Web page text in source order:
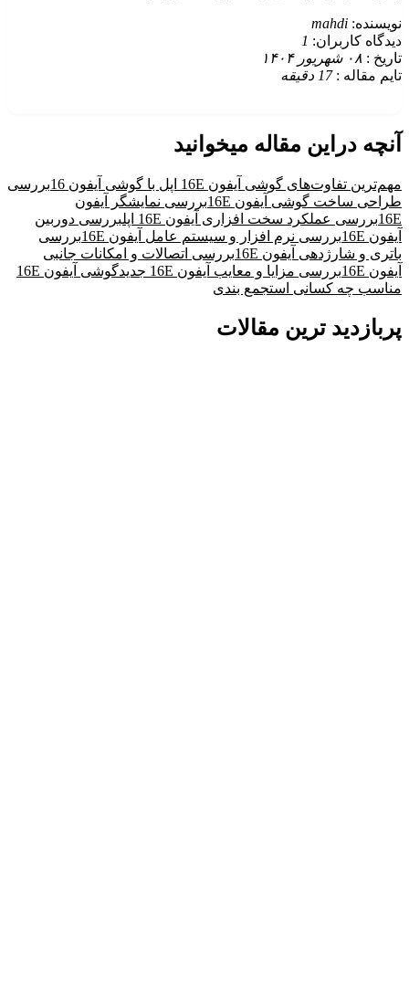
نویسنده: mahdi
دیدگاه کاربران: 1
تاریخ : ۰۸ شهریور ۱۴۰۴
تایم مقاله : 17 دقیقه
آنچه دراین مقاله میخوانید
مهم‌ترین تفاوت‌های گوشی آیفون 16E اپل با گوشی آیفون 16
بررسی
طراحی ساخت گوشی آیفون 16E
بررسی نمایشگر آیفون
16Eبررسی عملکرد سخت افزاری آیفون 16E اپل
بررسی دوربین
آیفون 16E
بررسی نرم افزار و سیستم عامل آیفون 16E
بررسی
باتری و شارژدهی آیفون 16E
بررسی اتصالات و امکانات جانبی
آیفون 16E
بررسی مزایا و معایب آیفون 16E جدید
گوشی آیفون 16E
مناسب چه کسانی استجمع بندی
پربازدید ترین مقالات